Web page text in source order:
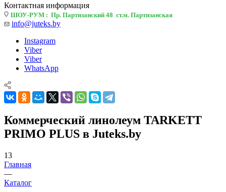
Контактная информация
ШОУ-РУМ : Пр. Партизанский 48 ст.м. Партизанская
info@juteks.by
Instagram
Viber
Viber
WhatsApp
Коммерческий линолеум TARKETT
PRIMO PLUS в Juteks.by
13
Главная
—
Каталог